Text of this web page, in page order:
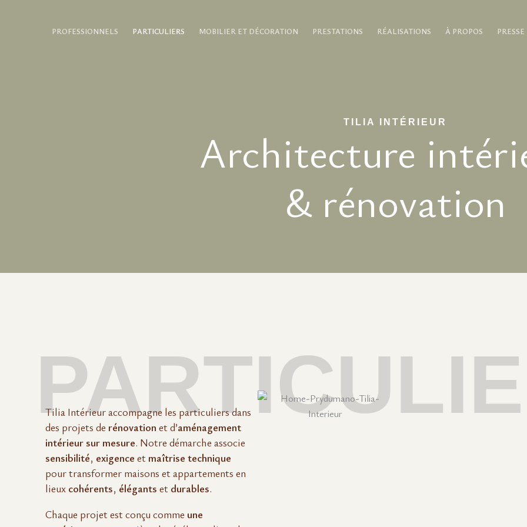
PROFESSIONNELS PARTICULIERS MOBILIER ET DÉCORATION PRESTATIONS RÉALISATIONS À PROPOS PRESSE
TILIA INTÉRIEUR
Architecture
& rénovation
Tilia Intérieur accompagne les particuliers dans
des projets de rénovation et d’aménagement
intérieur sur mesure. Notre démarche associe
sensibilité, exigence et maîtrise technique
pour transformer maisons et appartements en
lieux cohérents, élégants et durables.
Chaque projet est conçu comme une